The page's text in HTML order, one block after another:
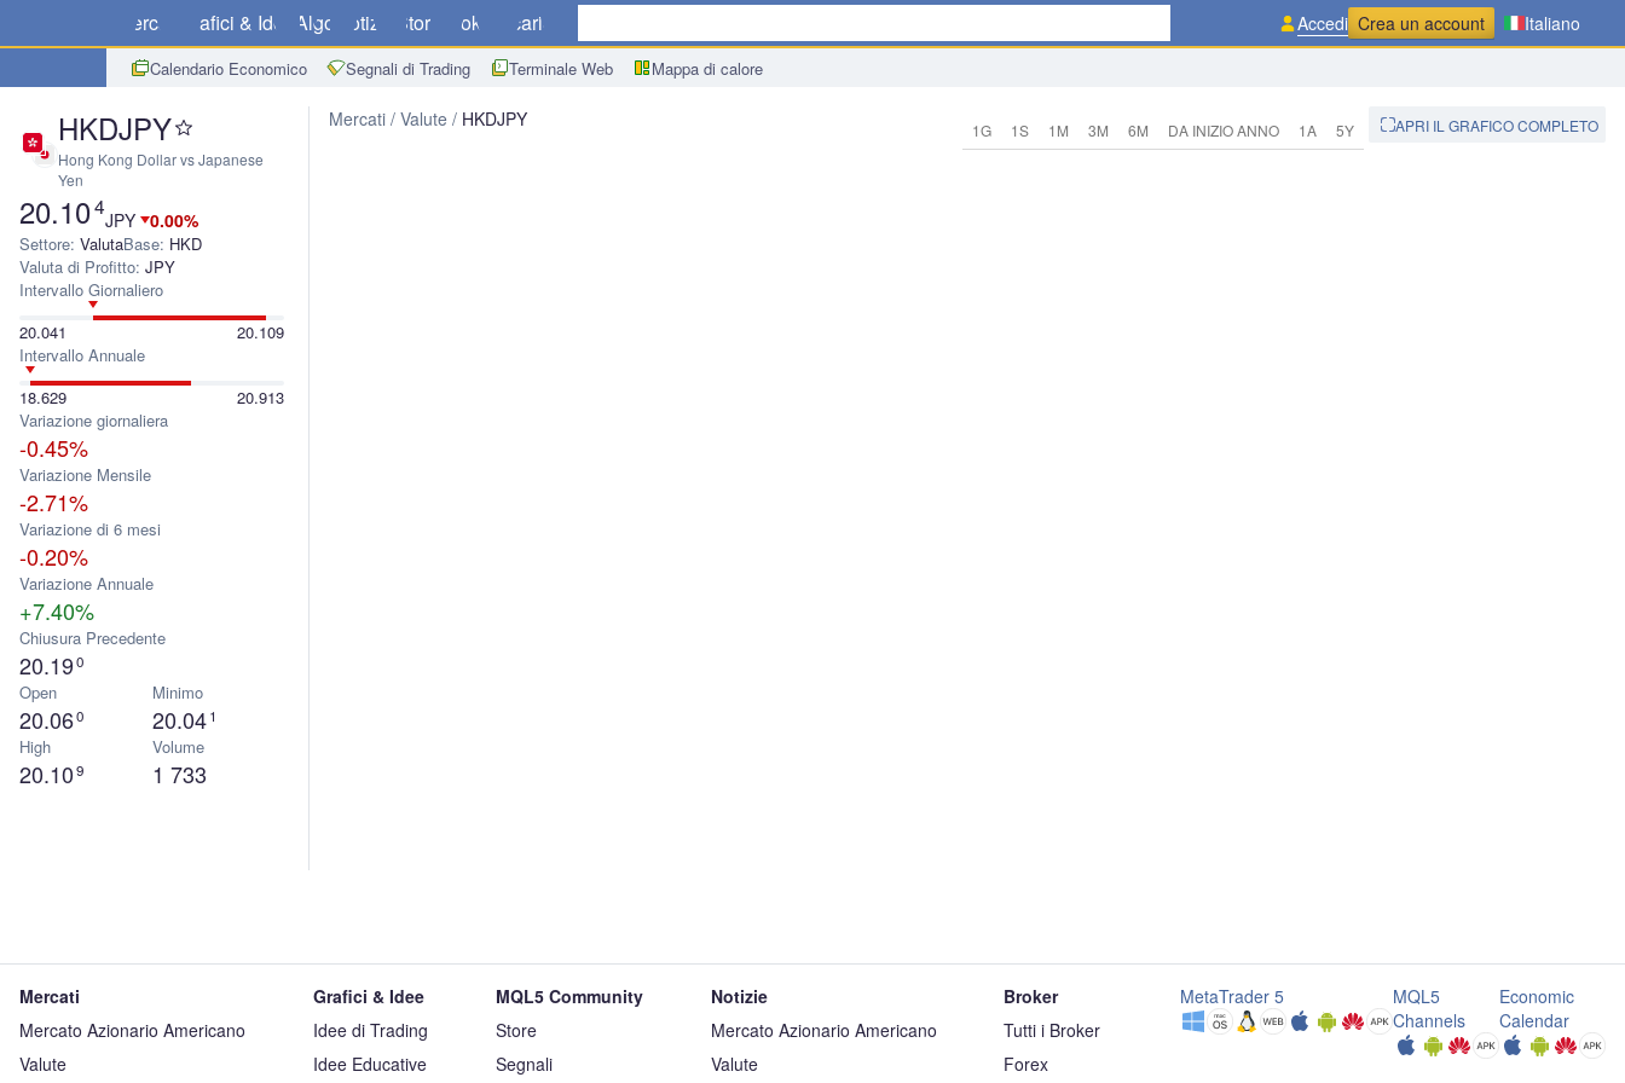
Mercati Grafici & Idee Algo Notizie Store Broker Scarica
Calendario Economico Segnali di Trading Terminale Web Mappa di calore
Accedi Crea un account Italiano
HKDJPY
Hong Kong Dollar vs Japanese
Yen
20.104
JPY 0.00%
Settore: ValutaBase: HKD
Valuta di Profitto: JPY
Intervallo Giornaliero
20.041
20.109
Intervallo Annuale
18.629
20.913
Variazione giornaliera
-0.45%
Variazione Mensile
-2.71%
Variazione di 6 mesi
-0.20%
Variazione Annuale
+7.40%
Chiusura Precedente
20.190
Open
20.060
Minimo
20.04 1
High
20.10 9
Volume
1 733
Mercati Valute HKDJPY 1G 1S 1M 3M 6M DA INIZIO ANNO 1A 5Y APRI IL GRAFICO COMPLETO
Mercati
Mercato Azionario Americano
Valute
Grafici & Idee
Idee di Trading
Idee Educative
MQL5 Community
Store
Segnali
Notizie
Mercato Azionario Americano
Valute
Broker
Tutti i Broker
Forex
MetaTrader 5
MQL5
Channels
Economic
Calendar